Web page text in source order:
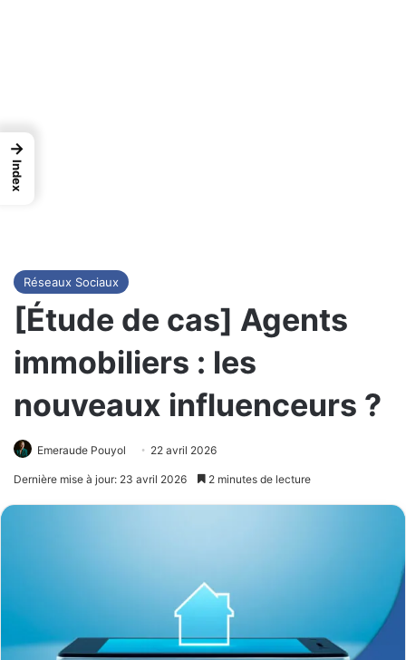
Réseaux Sociaux
[Étude de cas] Agents
immobiliers : les
nouveaux influenceurs ?
Emeraude Pouyol 22 avril 2026
Dernière mise à jour: 23 avril 2026 2 minutes de lecture
→
Index